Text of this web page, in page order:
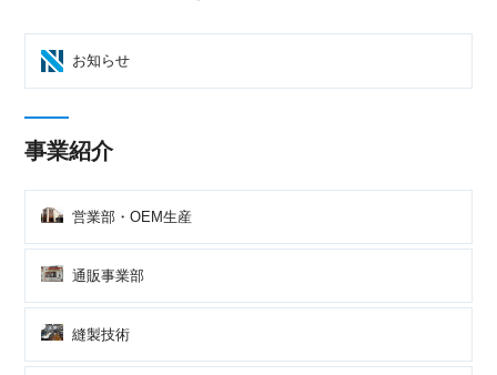
販」
します。「学生服・制服のニシ
お知らせ
事業紹介
営業部・OEM生産
通販事業部
縫製技術